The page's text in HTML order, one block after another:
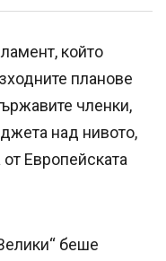
който
планове
членки,
над нивото,
Европейската
беше